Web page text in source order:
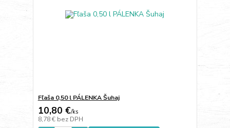
Fľaša 0,50 l PÁLENKA Šuhaj
10,80 €/ks
8,78 € bez DPH